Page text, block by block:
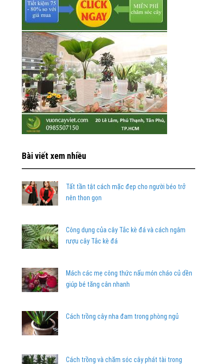
Bài viết xem nhiều
Tất tần tật cách mặc đẹp cho người béo trở
nên thon gọn
Công dụng của cây Tắc kè đá và cách ngâm
rượu cây Tắc kè đá
Mách các mẹ công thức nấu món cháo củ dền
giúp bé tăng cân nhanh
Cách trồng cây nha đam trong phòng ngủ
Cách trồng và chăm sóc cây phát tài trong